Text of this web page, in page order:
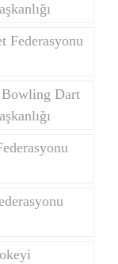
Federasyonu
Dart